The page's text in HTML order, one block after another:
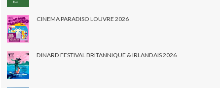
CINEMA PARADISO LOUVRE 2026
DINARD FESTIVAL BRITANNIQUE & IRLANDAIS 2026